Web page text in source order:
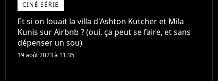
CINÉ SÉRIE
Et si on louait la villa d'Ashton Kutcher et Mila
Kunis sur Airbnb ? (oui, ça peut se faire, et sans
dépenser un sou)
19 août 2023 à 11:35